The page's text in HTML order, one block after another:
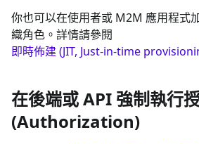
你也可以在使用者或 M2M 應用程式
織角色。詳情請參閱
即時佈建 (JIT, Just-in-time
在後端或 API 強制執行
(Authorization)